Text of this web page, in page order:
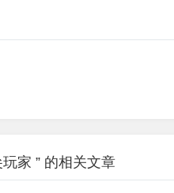
家 ” 的相关文章